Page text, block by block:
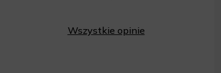
Wszystkie opinie